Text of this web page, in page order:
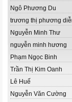
Ngô Phương Du
trương thị phương
Nguyễn Minh Thư
nguyễn minh hương
Phạm Ngọc Binh
Trần Thị Kim Oanh
Lê Huế
Nguyễn Văn Cường